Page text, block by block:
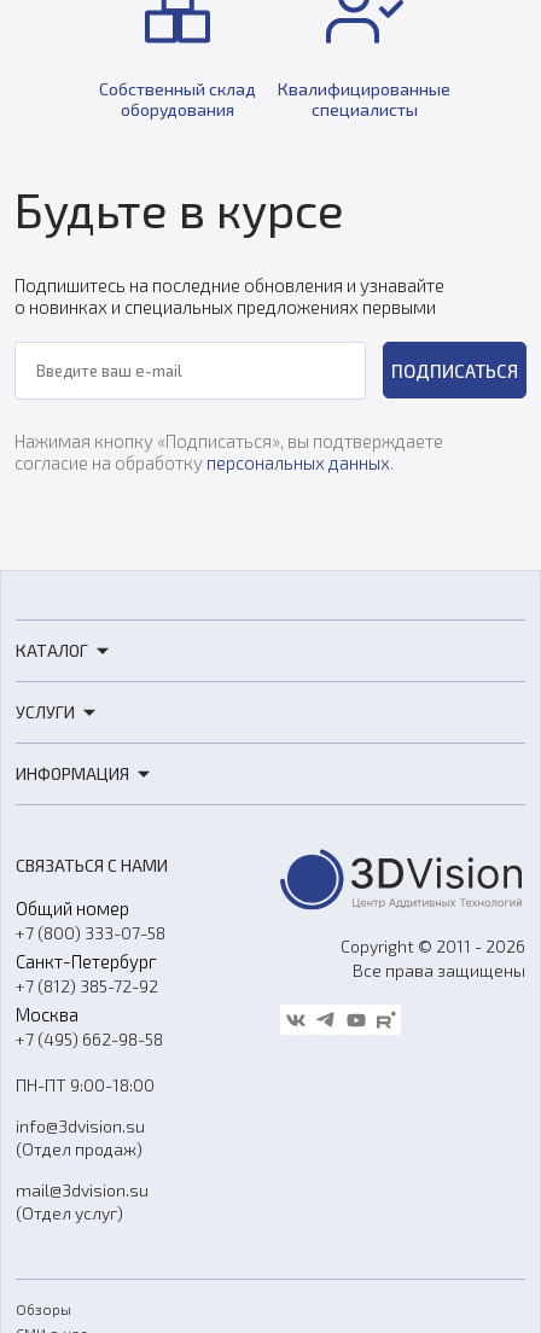
Собственный склад
оборудования
Квалифицированные
специалисты
Будьте в курсе
Подпишитесь на последние обновления и узнавайте
о новинках и специальных предложениях первыми
ПОДПИСАТЬСЯ
Нажимая кнопку «Подписаться», вы подтверждаете
согласие на обработку персональных данных.
КАТАЛОГ
3D-сканеры
Расходные материалы
Оборудование и материалы для вакуумного литья
Аксессуары и прочее оборудование
Программное обеспечение
УСЛУГИ
3D-моделирование
Ремонт и услуги
ИНФОРМАЦИЯ
О компании
Контакты
Гос. закупки
Стать дилером
Блог
FAQ
СВЯЗАТЬСЯ С НАМИ
Общий номер
+7 (800) 333-07-58
Санкт-Петербург
+7 (812) 385-72-92
Москва
+7 (495) 662-98-58
ПН-ПТ 9:00-18:00
info@3dvision.su
(Отдел продаж)
mail@3dvision.su
(Отдел услуг)
Copyright © 2011 - 2026
Все права защищены
Обзоры